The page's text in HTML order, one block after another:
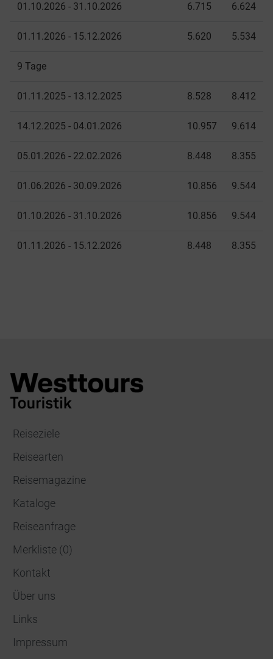
01.10.2026 - 31.10.2026 6.715 6.624
01.11.2026 - 15.12.2026 5.620 5.534
9 Tage
01.11.2025 - 13.12.2025 8.528 8.412
14.12.2025 - 04.01.2026 10.957 9.614
05.01.2026 - 22.02.2026 8.448 8.355
01.06.2026 - 30.09.2026 10.856 9.544
01.10.2026 - 31.10.2026 10.856 9.544
01.11.2026 - 15.12.2026 8.448 8.355
Reiseziele
Reisearten
Reisemagazine
Kataloge
Reiseanfrage
Merkliste (0)
Kontakt
Über uns
Links
Impressum